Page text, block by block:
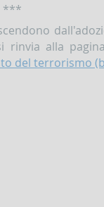
***
alla
del terrorismo